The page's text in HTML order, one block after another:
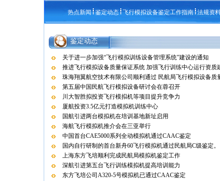
热点新闻 鉴定动态 飞行模拟设备鉴定工作指南 法规资
鉴定动态
关于进一步加强“飞行模拟训练设备管理系统”建设的通知
推进飞行模拟设备质量保证系统 加强飞行训练中心运行资质
珠海翔翼航空技术有限公司顺利通过 民航局飞行模拟设备质
第五届中国民航飞行模拟设备研讨会在蓉召开
川大智胜拟投资飞行模拟机等项目提升竞争力
厦航投资3.5亿元打造模拟机训练中心
国航引进两台模拟机在培训基地新址启用
海航飞行模拟机推介会在三亚举行
中国首台CAE5000系列全动模拟机通过CAAC鉴定
国内自行研制的首台新舟60飞行模拟机通过民航局C级鉴定。
上海东方飞培顺利完成民航局模拟机鉴定工作
深航引进第五台飞行训练模拟机提高培训能力
东方飞培公司A320-5号模拟机已通过CAAC鉴定